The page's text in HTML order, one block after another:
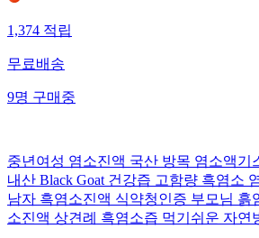
1,374적립
무료배송
9명구매중
중년여성 염소진액 국산 방목 염소액기
내산 Black Goat 건강즙 고함량 흑염소
남자 흑염소진액 식약청인증 부모님 흙
소진액 상견례 흑염소즙 먹기쉬운 자연